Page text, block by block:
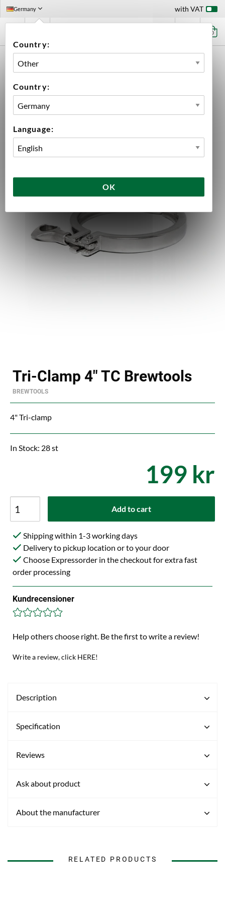
Germany
Country:
Country:
Language:
OK
with VAT
0
ACESSORIES BREWTOOLS
Tri-Clamp 4" TC Brewtools
BREWTOOLS
4" Tri-clamp
In Stock: 28 st
199 kr
Add to cart
Shipping within 1-3 working days
Delivery to pickup location or to your door
Choose Expressorder in the checkout for extra fast
order processing
Kundrecensioner
Help others choose right. Be the first to write a review!
Write a review, click HERE!
Description
Specification
Reviews
Ask about product
About the manufacturer
RELATED PRODUCTS